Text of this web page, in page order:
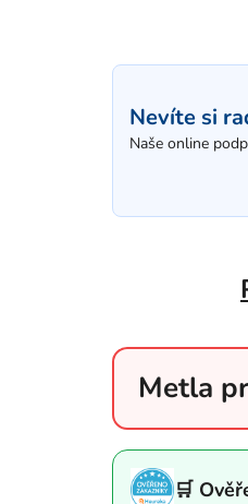
Nevíte si
Naše online
Metla
🛒